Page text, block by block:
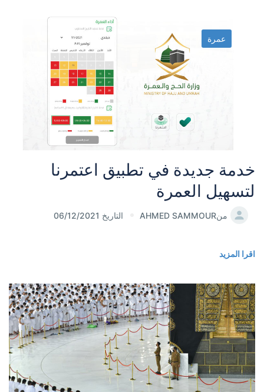
عمرة
خدمة جديدة في تطبيق اعتمرنا
لتسهيل العمرة
منAHMED SAMMOUR التاريخ 06/12/2021
اقرا المزيد